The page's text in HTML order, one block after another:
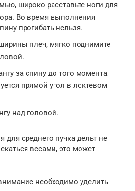
широко расставьте ноги для
Во время выполнения
прогибать нельзя.
плеч, мягко поднимите
за спину до того момента,
прямой угол в локтевом
над головой.
для среднего пучка дельт не
весами, это может
необходимо уделить